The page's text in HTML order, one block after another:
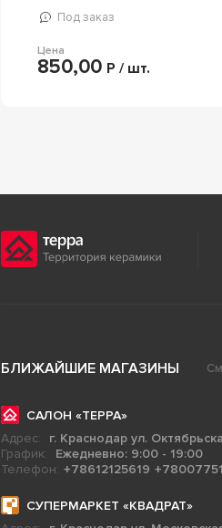
Под заказ
Цена
850,00 Р / шт.
БЛИЖАЙШИЕ МАГАЗИНЫ
САЛОН «ТЕРРА»
Адрес:
г. Краснодар ул.
График:
Ежедневно: 9:00 - 19:00
Телефон: +78612125619
СУПЕРМАРКЕТ «КВАДРАТ»